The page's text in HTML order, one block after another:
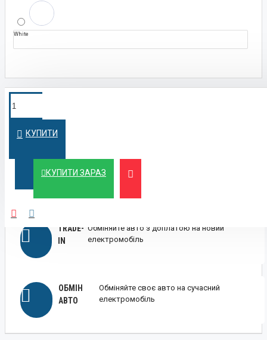
White
КУПИТИ
КУПИТИ ЗАРАЗ
КРЕДИТ
ЛІЗИНГ Вигідний лізинг для бізнесу та фізичних осіб
TRADE-
IN
Обміняйте авто з доплатою на новий
електромобіль
ОБМІН
АВТО
Обміняйте своє авто на сучасний
електромобіль